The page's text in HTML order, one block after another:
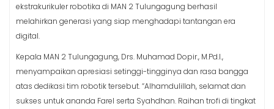
ekstrakurikuler robotika di MAN 2 Tulungagung berhasil
melahirkan generasi yang siap menghadapi tantangan era
digital.
Kepala MAN 2 Tulungagung, Drs. Muhamad Dopir., M.Pd.I.,
menyampaikan apresiasi setinggi-tingginya dan rasa bangga
atas dedikasi tim robotik tersebut. “Alhamdulillah, selamat dan
sukses untuk ananda Farel serta Syahdhan. Raihan trofi di tingkat